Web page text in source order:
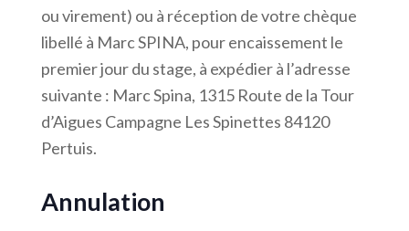
ou virement) ou à réception de votre chèque
libellé à Marc SPINA, pour encaissement le
premier jour du stage, à expédier à l’adresse
suivante : Marc Spina, 1315 Route de la Tour
d’Aigues Campagne Les Spinettes 84120
Pertuis.
Annulation